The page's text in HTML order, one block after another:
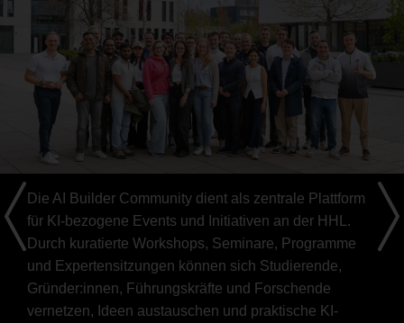
Die AI Builder Community dient als zentrale Plattform
für KI-bezogene Events und Initiativen an der HHL.
Durch kuratierte Workshops, Seminare, Programme
und Expertensitzungen können sich Studierende,
Gründer:innen, Führungskräfte und Forschende
vernetzen, Ideen austauschen und praktische KI-